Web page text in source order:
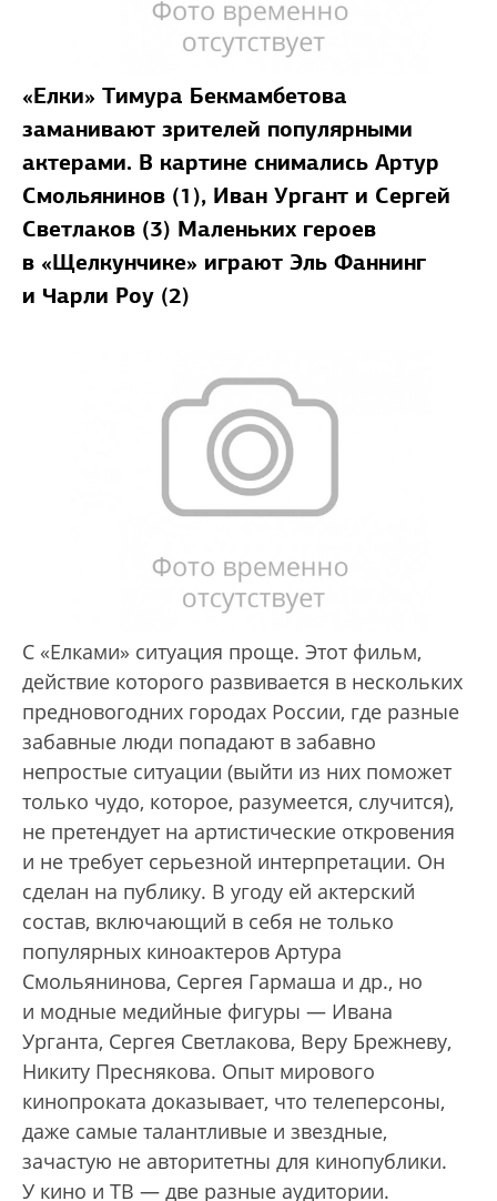
«Елки» Тимура Бекмамбетова
заманивают зрителей популярными
актерами. В картине снимались Артур
Смольянинов (1), Иван Ургант и Сергей
Светлаков (3) Маленьких героев
в «Щелкунчике» играют Эль Фаннинг
и Чарли Роу (2)
С «Елками» ситуация проще. Этот фильм,
действие которого развивается в нескольких
предновогодних городах России, где разные
забавные люди попадают в забавно
непростые ситуации (выйти из них поможет
только чудо, которое, разумеется, случится),
не претендует на артистические откровения
и не требует серьезной интерпретации. Он
сделан на публику. В угоду ей актерский
состав, включающий в себя не только
популярных киноактеров Артура
Смольянинова, Сергея Гармаша и др., но
и модные медийные фигуры — Ивана
Урганта, Сергея Светлакова, Веру Брежневу,
Никиту Преснякова. Опыт мирового
кинопроката доказывает, что телеперсоны,
даже самые талантливые и звездные,
зачастую не авторитетны для кинопублики.
У кино и ТВ — две разные аудитории.